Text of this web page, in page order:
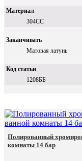
Материал
304СС
Заканчивать
Матовая латунь
Код статьи
1208ББ
Полированный
комнаты 14 бар